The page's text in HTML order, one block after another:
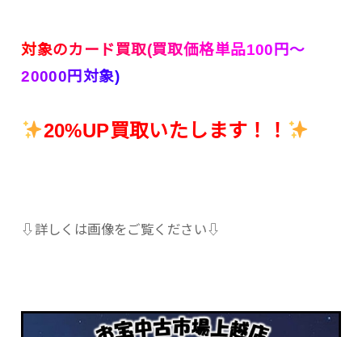
対象のカ ー ド買取(買取価格単品100 円〜
20000円 対象)
20%UP買取いたします！！
⇩詳しくは画像をご覧ください⇩